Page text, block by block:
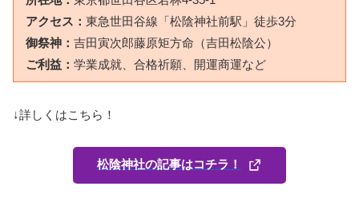
アクセス： 東急世田谷線「松陰神社前駅」徒歩3分
御祭神： 吉田寅次郎藤原矩方命（吉田松陰公）
ご利益： 学業成就、合格祈願、開運商運など
↓詳しくはこちら！
松陰神社の記事はコチラ！